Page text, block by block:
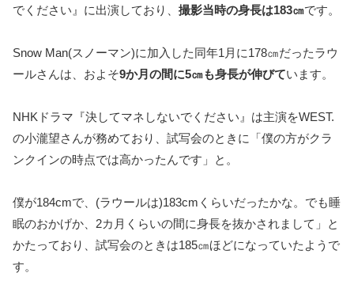
でください』に出演しており、 撮影当時の身長は183㎝です。
Snow Man(スノーマン)に加入した同年1月に178㎝だったラウ
ールさんは、およそ9か月の間に5㎝も身長が伸びています。
NHKドラマ『決してマネしないでください』は主演をWEST.
の小瀧望さんが務めており、試写会のときに「僕の方がクラ
ンクインの時点では高かったんです」と。
僕が184cmで、(ラウールは)183cmくらいだったかな。でも睡
眠のおかげか、2カ月くらいの間に身長を抜かされまして」と
かたっており、試写会のときは185㎝ほどになっていたようで
す。